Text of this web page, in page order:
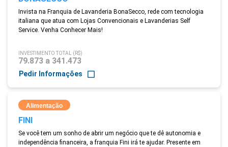
Invista na Franquia de Lavanderia BonaSecco, rede com tecnologia
italiana que atua com Lojas Convencionais e Lavanderias Self
Service. Venha Conhecer Mais!
INVESTIMENTO TOTAL (R$)
79.873 a 341.473
Pedir Informações
Alimentação
FINI
Se você tem um sonho de abrir um negócio que te dê autonomia e
independência financeira, a franquia Fini irá te ajudar. Presente em